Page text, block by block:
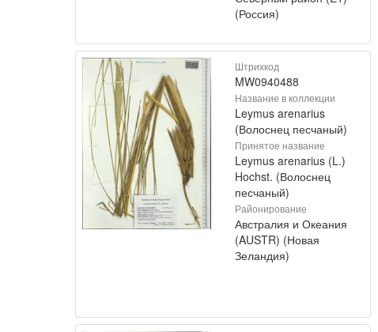
(Россия)
Штрихкод
MW0940488
Название в коллекции
Leymus arenarius
(Волоснец песчаный)
Принятое название
Leymus arenarius (L.)
Hochst. (Волоснец
песчаный)
Районирование
Австралия и Океания
(AUSTR) (Новая
Зеландия)